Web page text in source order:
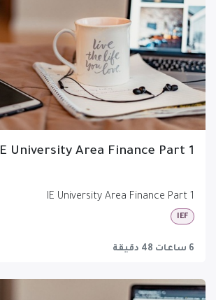
University Area Finance Part 1
IE University Area Finance Part 1
IEF
6 ساعات 48 دقيقة